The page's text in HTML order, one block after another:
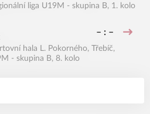
liga U19M - skupina B, 1. kolo
– : –
hala L. Pokorného, Třebíč,
- skupina B, 8. kolo